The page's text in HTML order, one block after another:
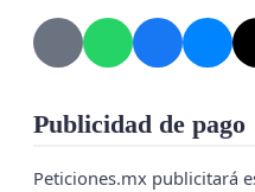
Publicidad de pago
Peticiones.mx publicitará